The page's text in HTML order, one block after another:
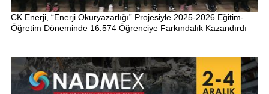
CK Enerji, “Enerji Okuryazarlığı” Projesiyle 2025-2026 Eğitim-
Öğretim Döneminde 16.574 Öğrenciye Farkındalık Kazandırdı